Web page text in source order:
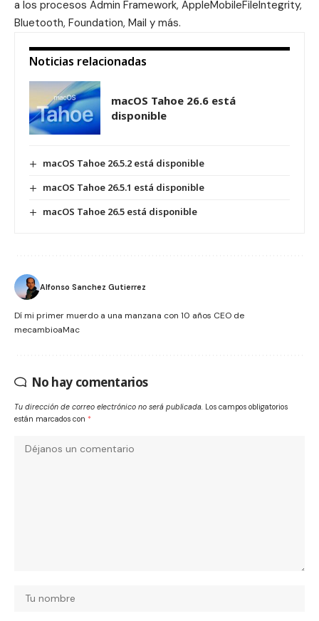
a los procesos Admin Framework, AppleMobileFileIntegrity,
Bluetooth, Foundation, Mail y más.
Noticias relacionadas
macOS Tahoe 26.6 está
disponible
macOS Tahoe 26.5.2 está disponible
macOS Tahoe 26.5.1 está disponible
macOS Tahoe 26.5 está disponible
Alfonso Sanchez Gutierrez
Dí mi primer muerdo a una manzana con 10 años CEO de
mecambioaMac
No hay comentarios
Tu dirección de correo electrónico no será publicada. Los campos obligatorios
están marcados con *